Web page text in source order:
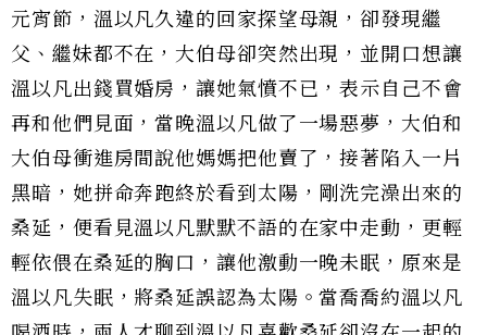
元宵節，溫以凡久違的回家探望母親，卻發現繼
父、繼妹都不在，大伯母卻突然出現，並開口想讓
溫以凡出錢買婚房，讓她氣憤不已，表示自己不會
再和他們見面，當晚溫以凡做了一場惡夢，大伯和
大伯母衝進房間說他媽媽把他賣了，接著陷入一片
黑暗，她拼命奔跑終於看到太陽，剛洗完澡出來的
桑延，便看見溫以凡默默不語的在家中走動，更輕
輕依偎在桑延的胸口，讓他激動一晚未眠，原來是
溫以凡失眠，將桑延誤認為太陽。當喬喬約溫以凡